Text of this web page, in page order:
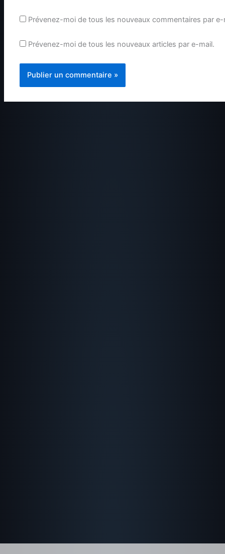
Prévenez-moi de tous les nouveaux commentaires par e-
Prévenez-moi de tous les nouveaux articles par e-mail.